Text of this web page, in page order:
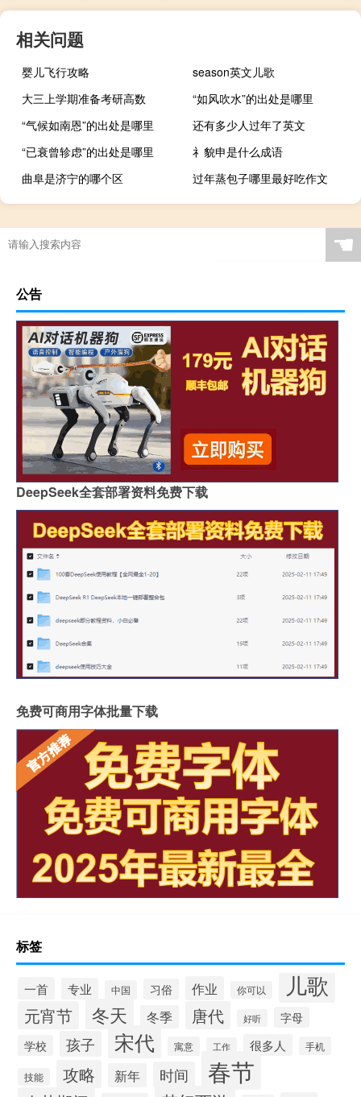
相关问题
婴儿飞行攻略
season英文儿歌
大三上学期准备考研高数
“如风吹水”的出处是哪里
“气候如南恩”的出处是哪里
还有多少人过年了英文
“已衰曾轸虑”的出处是哪里
礻貌申是什么成语
曲阜是济宁的哪个区
过年蒸包子哪里最好吃作文
☚
公告
DeepSeek全套部署资料免费下载
免费可商用字体批量下载
标签
一首 专业 中国 习俗 作业 你可以 儿歌
元宵节 冬天 冬季 唐代 好听
字母
学校
孩子 宋代 寓意 工作 很多人 手机
技能 攻略 新年 时间 春节